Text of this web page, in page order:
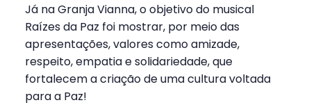
Já na Granja Vianna, o objetivo do musical
Raízes da Paz foi mostrar, por meio das
apresentações, valores como amizade,
respeito, empatia e solidariedade, que
fortalecem a criação de uma cultura voltada
para a Paz!